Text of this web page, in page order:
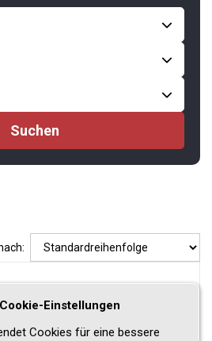
Einstellungen
Cookies für eine bessere